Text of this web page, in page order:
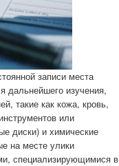
записи места
дальнейшего изучения,
такие как кожа, кровь,
или
диски) и химические
на месте улики
специализирующимися в